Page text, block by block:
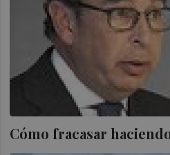
Cómo fracasar